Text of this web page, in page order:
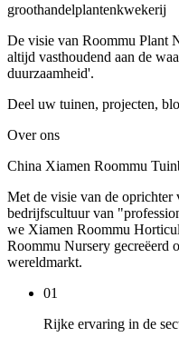
groothandelplantenkwekerij
De visie van Roommu Plant
altijd vasthoudend aan de
duurzaamheid'.
Deel uw tuinen, projecten,
Over ons
China Xiamen Roommu
Met de visie van de
bedrijfscultuur van
we Xiamen Roommu
Roommu Nursery gecreëerd
wereldmarkt.
01
Rijke ervaring in de